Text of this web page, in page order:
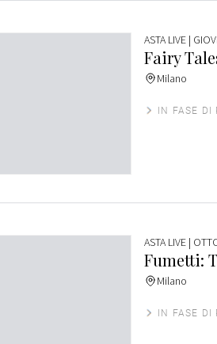
ASTA LIVE |
Fairy
Milano
IN FASE DI
ASTA LIVE |
Fumetti:
Milano
IN FASE DI